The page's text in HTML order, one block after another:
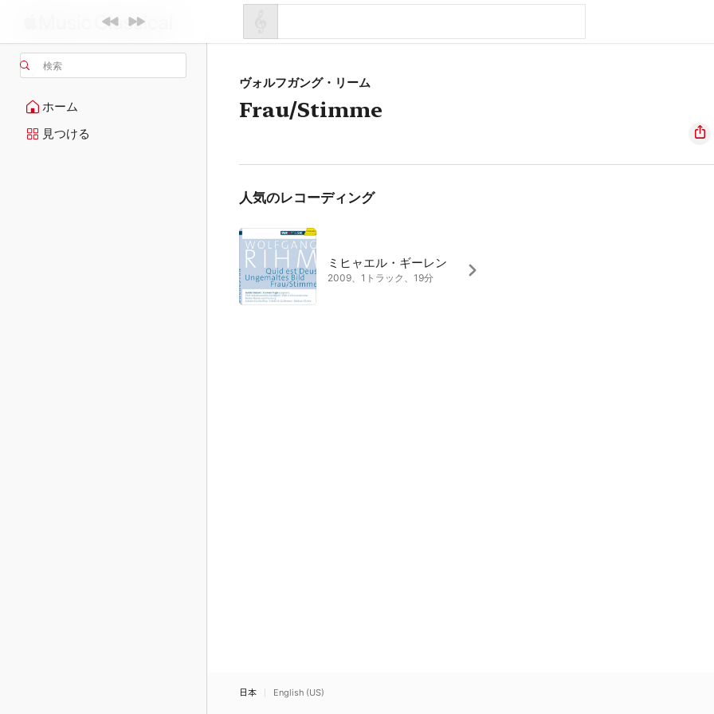
検索
ホーム
見つける
ヴォルフガング・リーム
Frau/Stimme
人気のレコーディング
ミヒャエル・ギーレン
2009、1トラック、19分
日本 English (US)